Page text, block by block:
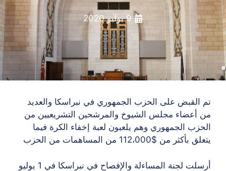
9 يوليو 2020
تم القبض على الحزب الجمهوري في نبراسكا والعديد
من أعضاء مجلس الشيوخ والمرشحين التشريعيين من
الحزب الجمهوري وهم يلعبون لعبة إخفاء الكرة فيما
يتعلق بأكثر من $112،000 من المساهمات من الحزب
أرسلت لجنة المساءلة والإفصاح في نبراسكا في 1 يوليو